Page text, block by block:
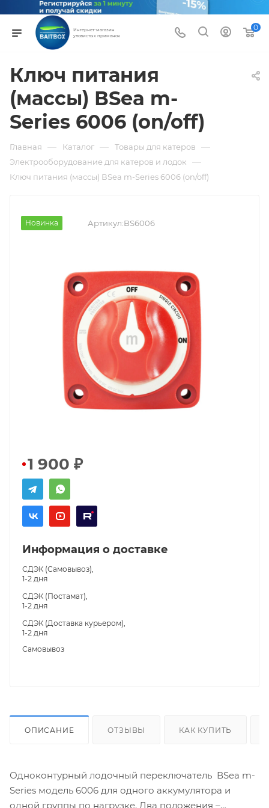
Интернет-магазин
уловистых приманок
0
Ключ питания
(массы) ВSea m-
Series 6006 (on/off)
Главная — Каталог — Товары для катеров —
Электрооборудование для катеров и лодок —
Ключ питания (массы) ВSea m-Series 6006 (on/off)
Новинка Артикул:BS6006
1 900 ₽
Информация о доставке
СДЭК (Самовывоз),
1-2 дня
СДЭК (Постамат),
1-2 дня
СДЭК (Доставка курьером),
1-2 дня
Самовывоз
ОПИСАНИЕ ОТЗЫВЫ КАК КУПИТЬ
Одноконтурный лодочный переключатель ВSea m-
Series модель 6006 для одного аккумулятора и
одной группы по нагрузке. Два положения –